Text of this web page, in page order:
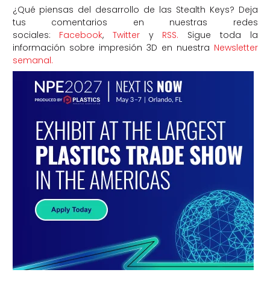
¿Qué piensas del desarrollo de las Stealth Keys? Deja
tus comentarios en nuestras redes
sociales: Facebook, Twittery RSS. Sigue toda la
información sobre impresión 3D en nuestra Newsletter
semanal.